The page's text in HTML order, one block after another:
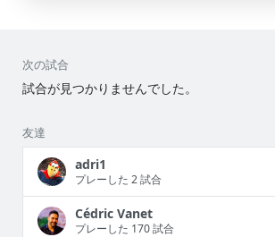
次の試合
試合が見つかりませんでした。
友達
adri1
プレーした 2 試合
Cédric Vanet
プレーした 170 試合